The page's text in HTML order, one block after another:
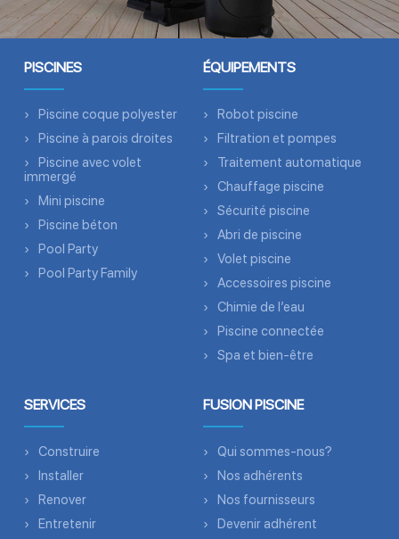
PISCINES
Piscine coque polyester
Piscine à parois droites
Piscine avec volet
immergé
Mini piscine
Piscine béton
Pool Party
Pool Party Family
ÉQUIPEMENTS
Robot piscine
Filtration et pompes
Traitement automatique
Chauffage piscine
Sécurité piscine
Abri de piscine
Volet piscine
Accessoires piscine
Chimie de l’eau
Piscine connectée
Spa et bien-être
SERVICES
Construire
Installer
Renover
Entretenir
FUSION PISCINE
Qui sommes-nous?
Nos adhérents
Nos fournisseurs
Devenir adhérent